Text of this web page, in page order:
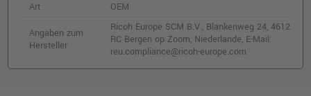
Ricoh Toner 407641 SPC310E cyan OEM
o. MwSt. 91,59 €
108,99 € shopping_cart
Art
OEM
Angaben zum
Hersteller
Ricoh Europe SCM B.V., Blankenweg 24, 4612
RC Bergen op Zoom, Niederlande, E-Mail:
reu.compliance@ricoh-europe.com